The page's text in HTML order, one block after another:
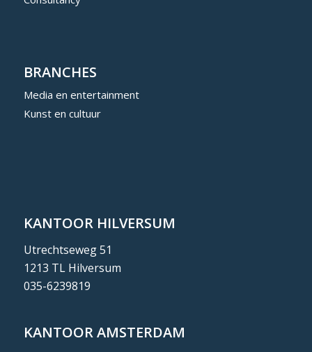
BRANCHES
Media en entertainment
Kunst en cultuur
KANTOOR HILVERSUM
Utrechtseweg 51
1213 TL Hilversum
035-6239819
KANTOOR AMSTERDAM